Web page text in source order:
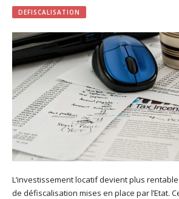
DEFISCALISATION
L’investissement locatif devient plus
de défiscalisation mises en place par l’Etat.